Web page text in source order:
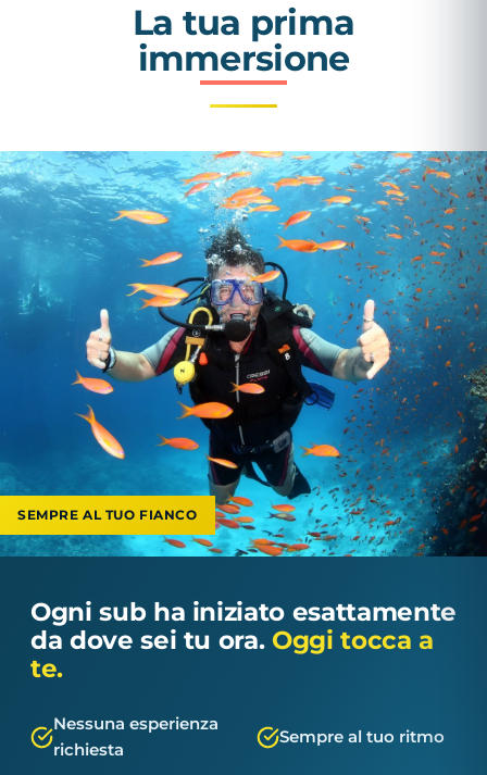
La tua prima
immersione
SEMPRE AL TUO FIANCO
Ogni sub ha iniziato esattamente
da dove sei tu ora. Oggi tocca a
te.
Nessuna esperienza
richiesta
Sempre al tuo ritmo